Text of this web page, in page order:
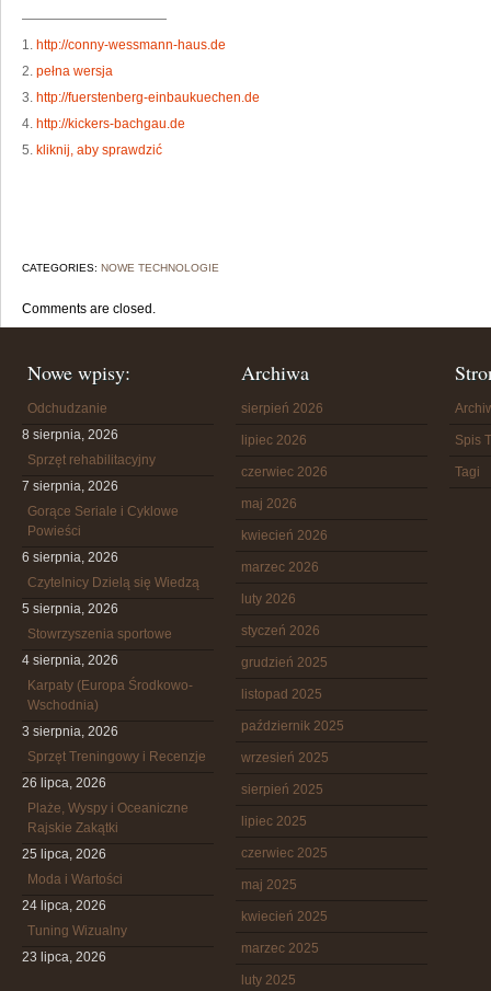
———————————
1. http://conny-wessmann-haus.de
2. pełna wersja
3. http://fuerstenberg-einbaukuechen.de
4. http://kickers-bachgau.de
5. kliknij, aby sprawdzić
CATEGORIES: NOWE TECHNOLOGIE
Comments are closed.
Nowe wpisy:
Odchudzanie
8 sierpnia, 2026
Sprzęt rehabilitacyjny
7 sierpnia, 2026
Gorące Seriale i Cyklowe
Powieści
6 sierpnia, 2026
Czytelnicy Dzielą się Wiedzą
5 sierpnia, 2026
Stowrzyszenia sportowe
4 sierpnia, 2026
Karpaty (Europa Środkowo-
Wschodnia)
3 sierpnia, 2026
Sprzęt Treningowy i Recenzje
26 lipca, 2026
Plaże, Wyspy i Oceaniczne
Rajskie Zakątki
25 lipca, 2026
Moda i Wartości
24 lipca, 2026
Tuning Wizualny
23 lipca, 2026
Archiwa
sierpień 2026
lipiec 2026
czerwiec 2026
maj 2026
kwiecień 2026
marzec 2026
luty 2026
styczeń 2026
grudzień 2025
listopad 2025
październik 2025
wrzesień 2025
sierpień 2025
lipiec 2025
czerwiec 2025
maj 2025
kwiecień 2025
marzec 2025
luty 2025
Spis
Tagi